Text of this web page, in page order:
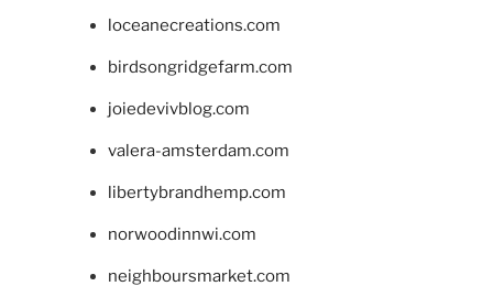
loceanecreations.com
birdsongridgefarm.com
joiedevivblog.com
valera-amsterdam.com
libertybrandhemp.com
norwoodinnwi.com
neighboursmarket.com